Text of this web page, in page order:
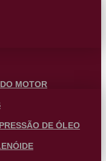
MOTOR
DE ÓLEO